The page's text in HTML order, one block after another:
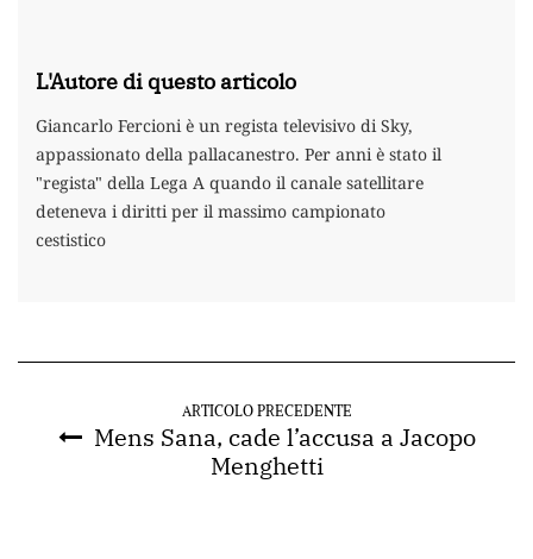
L'Autore di questo articolo
Giancarlo Fercioni è un regista televisivo di Sky,
appassionato della pallacanestro. Per anni è stato il
"regista" della Lega A quando il canale satellitare
deteneva i diritti per il massimo campionato
cestistico
ARTICOLO PRECEDENTE
Mens Sana, cade l’accusa a Jacopo
Menghetti